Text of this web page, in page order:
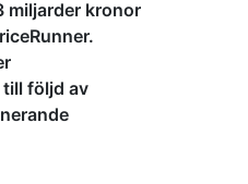
miljarder kronor
följd av